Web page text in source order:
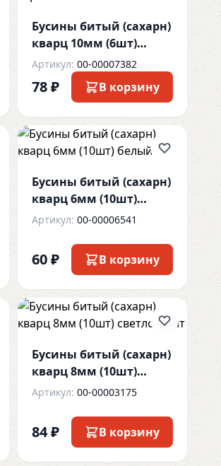
Бусины битый (сахарн)
кварц 10мм (6шт)
салатовый с огр
Артикул: 00-00007382
78 ₽ В корзину
Бусины битый (сахарн)
кварц 6мм (10шт)
белый
Артикул: 00-00006541
60 ₽ В корзину
Бусины битый (сахарн)
кварц 8мм (10шт)
светло-желт
Артикул: 00-00003175
84 ₽ В корзину